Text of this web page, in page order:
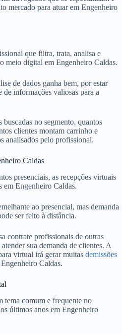
mercado para atuar em Engenheiro
que filtra, trata, analisa e
meio digital em Engenheiro Caldas.
de dados ganha bem, por estar
informações valiosas para a
no segmento, quantos
clientes montam carrinho e
analisados pelo profissional.
Caldas
presenciais, as recepções virtuais
em Engenheiro Caldas.
ao presencial, mas demanda
ser feito à distância.
contrate profissionais de outras
sua demanda de clientes. A
virtual irá gerar muitas demissões
Caldas.
tema comum e frequente no
últimos anos em Engenheiro